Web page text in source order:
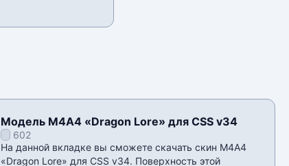
Модель М4А4 «Dragon Lore» для CSS v34
602
На данной вкладке вы сможете скачать скин М4А4
«Dragon Lore» для CSS v34. Поверхность этой